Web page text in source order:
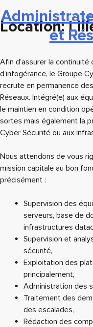
Location:
et
Afin d’assurer la
d’infogérance, le Groupe
recrute en permanence
Réseaux. Intégré(e) aux
le maintien en condition
sortes mais également la
Cyber Sécurité ou aux
Nous attendons de vous
mission capitale au bon
précisément :
Supervision des
serveurs, base de
infrastructures
Supervision et
sécurité,
Exploitation des
principalement,
Administration des
Traitement des
des escalades,
Rédaction des